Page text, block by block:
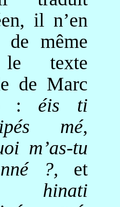
il n’en
de même
texte
de Marc
: éis ti
mé,
m’as-tu
?, et
hinati